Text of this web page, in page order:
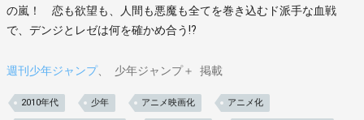
の嵐！ 恋も欲望も、人間も悪魔も全てを巻き込むド派手な血戦
で、デンジとレゼは何を確かめ合う!?
週刊少年ジャンプ 少年ジャンプ＋ 掲載
2010年代 少年 アニメ映画化 アニメ化